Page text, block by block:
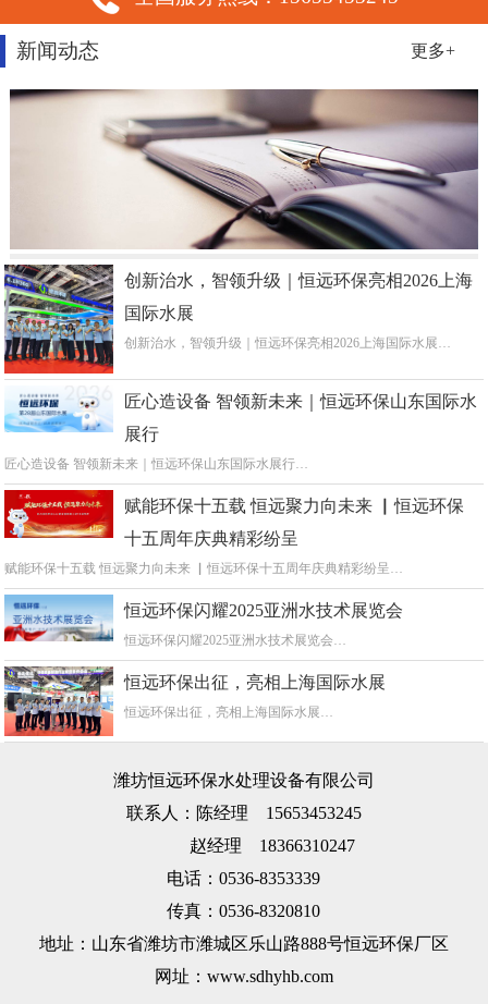
新闻动态 更多+
创新治水，智领升级｜恒远环保亮相2026上海
国际水展
创新治水，智领升级｜恒远环保亮相2026上海国际水展…
匠心造设备 智领新未来｜恒远环保山东国际水
展行
匠心造设备 智领新未来｜恒远环保山东国际水展行…
赋能环保十五载 恒远聚力向未来 ▏恒远环保
十五周年庆典精彩纷呈
赋能环保十五载 恒远聚力向未来 ▏恒远环保十五周年庆典精彩纷呈…
恒远环保闪耀2025亚洲水技术展览会
恒远环保闪耀2025亚洲水技术展览会…
恒远环保出征，亮相上海国际水展
恒远环保出征，亮相上海国际水展…
潍坊恒远环保水处理设备有限公司
联系人：陈经理 15653453245
赵经理 18366310247
电话：0536-8353339
传真：0536-8320810
地址：山东省潍坊市潍城区乐山路888号恒远环保厂区
网址：www.sdhyhb.com